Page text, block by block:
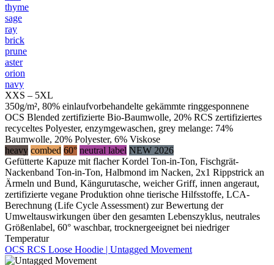
thyme
sage
ray
brick
prune
aster
orion
navy
XXS – 5XL
350g/m², 80% einlaufvorbehandelte gekämmte ringgesponnene
OCS Blended zertifizierte Bio-Baumwolle, 20% RCS zertifiziertes
recyceltes Polyester, enzymgewaschen, grey melange: 74%
Baumwolle, 20% Polyester, 6% Viskose
heavy combed 60° neutral label NEW 2026
Gefütterte Kapuze mit flacher Kordel Ton-in-Ton, Fischgrät-
Nackenband Ton-in-Ton, Halbmond im Nacken, 2x1 Rippstrick an
Ärmeln und Bund, Kängurutasche, weicher Griff, innen angeraut,
zertifizierte vegane Produktion ohne tierische Hilfsstoffe, LCA-
Berechnung (Life Cycle Assessment) zur Bewertung der
Umweltauswirkungen über den gesamten Lebenszyklus, neutrales
Größenlabel, 60° waschbar, trocknergeeignet bei niedriger
Temperatur
OCS RCS Loose Hoodie | Untagged Movement